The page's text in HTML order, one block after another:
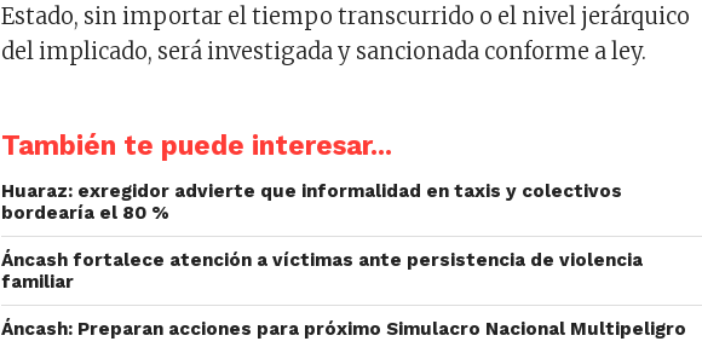
Estado, sin importar el tiempo transcurrido o el nivel jerárquico
del implicado, será investigada y sancionada conforme a ley.
También te puede interesar...
Huaraz: exregidor advierte que informalidad en taxis y colectivos
bordearía el 80 %
Áncash fortalece atención a víctimas ante persistencia de violencia
familiar
Áncash: Preparan acciones para próximo Simulacro Nacional Multipeligro